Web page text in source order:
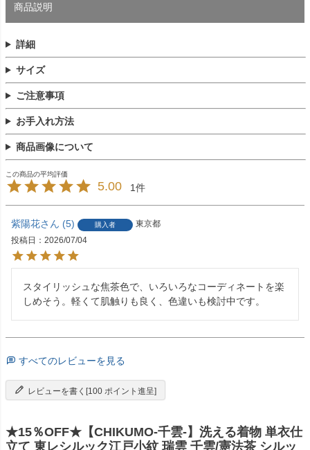
商品説明
詳細
サイズ
ご注意事項
お手入れ方法
商品画像について
5.00 1
紫陽花 5 購入者
東京都
投稿日
2026/07/04
スタイリッシュな焦茶色で、いろいろなコーディネートを楽
しめそう。軽くて肌触りも良く、色違いも検討中です。
すべてのレビューを見る
レビューを書く[100 ポイント進呈]
★15％OFF★【CHIKUMO-千雲-】洗える着物 単衣仕
立て 東レシルック江戸小紋 瑞雲 千雲/憲法茶 シルッ